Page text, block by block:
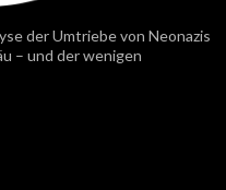
der Umtriebe von Neonazis
– und der wenigen